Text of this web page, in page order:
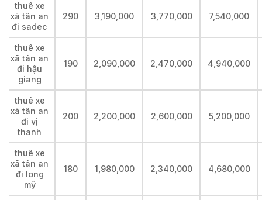
thuê xe
xã tân an
đi sadec
290 3,190,000 3,770,000 7,540,000
thuê xe
xã tân an
đi hậu
giang
190 2,090,000 2,470,000 4,940,000
thuê xe
xã tân an
đi vị
thanh
200 2,200,000 2,600,000 5,200,000
thuê xe
xã tân an
đi long
mỹ
180 1,980,000 2,340,000 4,680,000